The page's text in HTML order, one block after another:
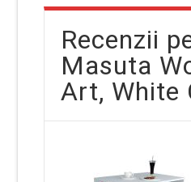
Recenzii
Masuta
Art, White